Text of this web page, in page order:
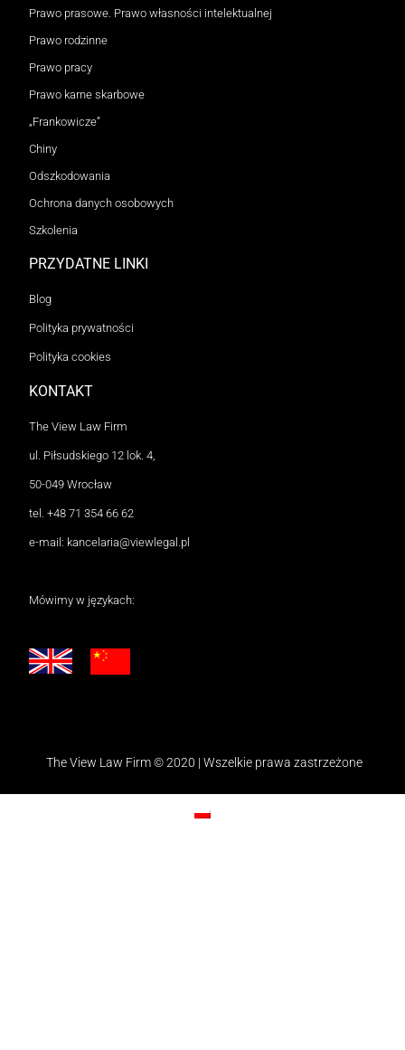
Prawo prasowe. Prawo własności intelektualnej
Prawo rodzinne
Prawo pracy
Prawo karne skarbowe
„Frankowicze”
Chiny
Odszkodowania
Ochrona danych osobowych
Szkolenia
PRZYDATNE LINKI
Blog
Polityka prywatności
Polityka cookies
KONTAKT
The View Law Firm
ul. Piłsudskiego 12 lok. 4,
50-049 Wrocław
tel.+48 71 354 66 62
e-mail: kancelaria@viewlegal.pl
Mówimy w językach:
The View Law Firm © 2020 | Wszelkie prawa zastrzeżone